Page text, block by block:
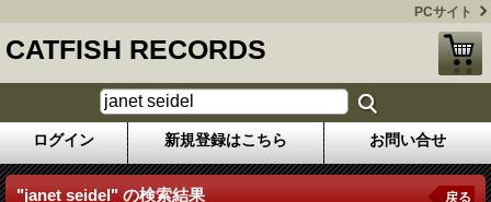
PCサイト
CATFISH RECORDS
ログイン 新規登録はこちら お問い合せ
"janet seidel" の検索結果 戻る